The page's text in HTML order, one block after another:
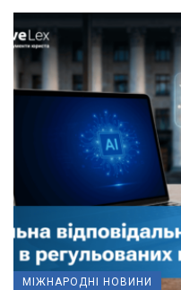
МІЖНАРОДНІ НОВИНИ